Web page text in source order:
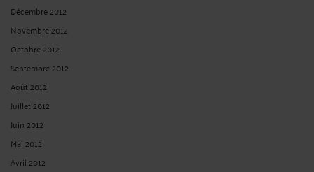
Décembre 2012
Novembre 2012
Octobre 2012
Septembre 2012
Août 2012
Juillet 2012
Juin 2012
Mai 2012
Avril 2012